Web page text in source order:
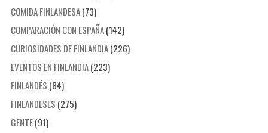
COMIDA FINLANDESA(73)
COMPARACIÓN CON ESPAÑA(142)
CURIOSIDADES DE FINLANDIA(226)
EVENTOS EN FINLANDIA(223)
FINLANDÉS (84)
FINLANDESES (275)
GENTE(91)